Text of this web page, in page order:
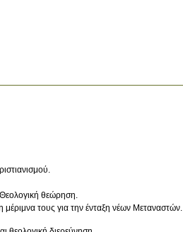
θεώρηση.
τους για την ένταξη νέων Μεταναστών.